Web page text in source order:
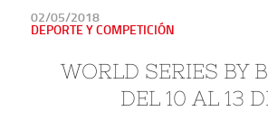
PUBLICADO
EN
02/05/2018
DEPORTE Y COMPETICIÓN
WORLD SERIES BY
DEL 10 AL 13